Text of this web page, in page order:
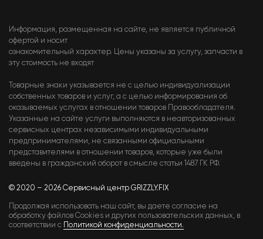
Информация, размещенная на сайте, не является публичной
офертой и носит
ознакомительный характер. Цены указаны за услугу, запчасти в
эту стоимость не входят
Товарные знаки указывается не с целью индивидуализации
собственных товаров и услуг, а с целью информирования об
оказываемых услугах в отношении товаров Правообладателя.
Указанные на сайте услуги выполняются в неавторизованных
сервисных центрах независимыми индивидуальными
предпринимателями, не связанными официальными
представителями в отношении товаров, которые уже были
введены в гражданский оборот в смысле статьи 1487 ГК РФ.
© 2020 – 2026 Сервисный центр GRIZZLY.FIX
Продолжая использовать наш сайт, вы даете согласие на
обработку файлов Cookies и других пользовательских данных, в
соответствии с Политикой конфиденциальности.